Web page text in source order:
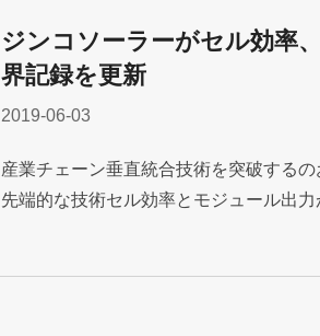
ジンコソーラーがセル効率
界記録を更新
2019-06-03
産業チェーン垂直統合技術を突破する
先端的な技術セル効率とモジュール出力